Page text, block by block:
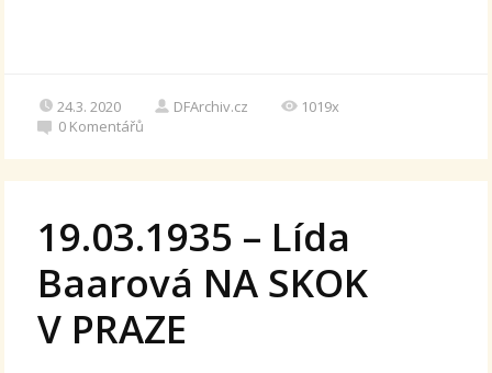
24.3. 2020 DFArchiv.cz
1019x
0 Komentářů
19.03.1935 – Lída
Baarová NA SKOK
V PRAZE